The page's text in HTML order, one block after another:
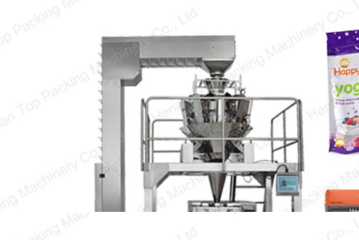
Equipamento de Embalagem de
Alimentos para Lanches
Equipamento de embalagem de alimentos para
lanches é essencial para aumentar a
velocidade de embalagem, garantir o sabor